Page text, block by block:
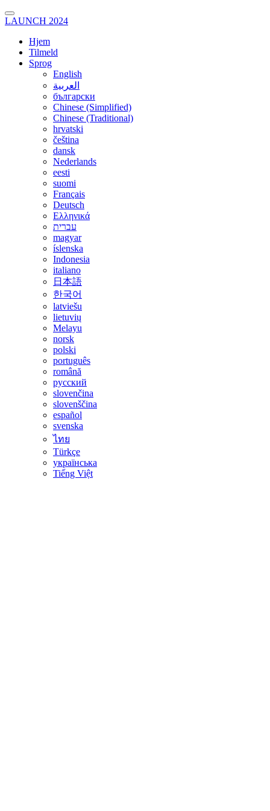
LAUNCH 2024
Hjem
Tilmeld
Sprog
English
العربية
български
Chinese (Simplified)
Chinese (Traditional)
hrvatski
čeština
dansk
Nederlands
eesti
suomi
Français
Deutsch
Ελληνικά
עברית
magyar
íslenska
Indonesia
italiano
日本語
한국어
latviešu
lietuvių
Melayu
norsk
polski
português
română
русский
slovenčina
slovenščina
español
svenska
ไทย
Türkçe
українська
Tiếng Việt